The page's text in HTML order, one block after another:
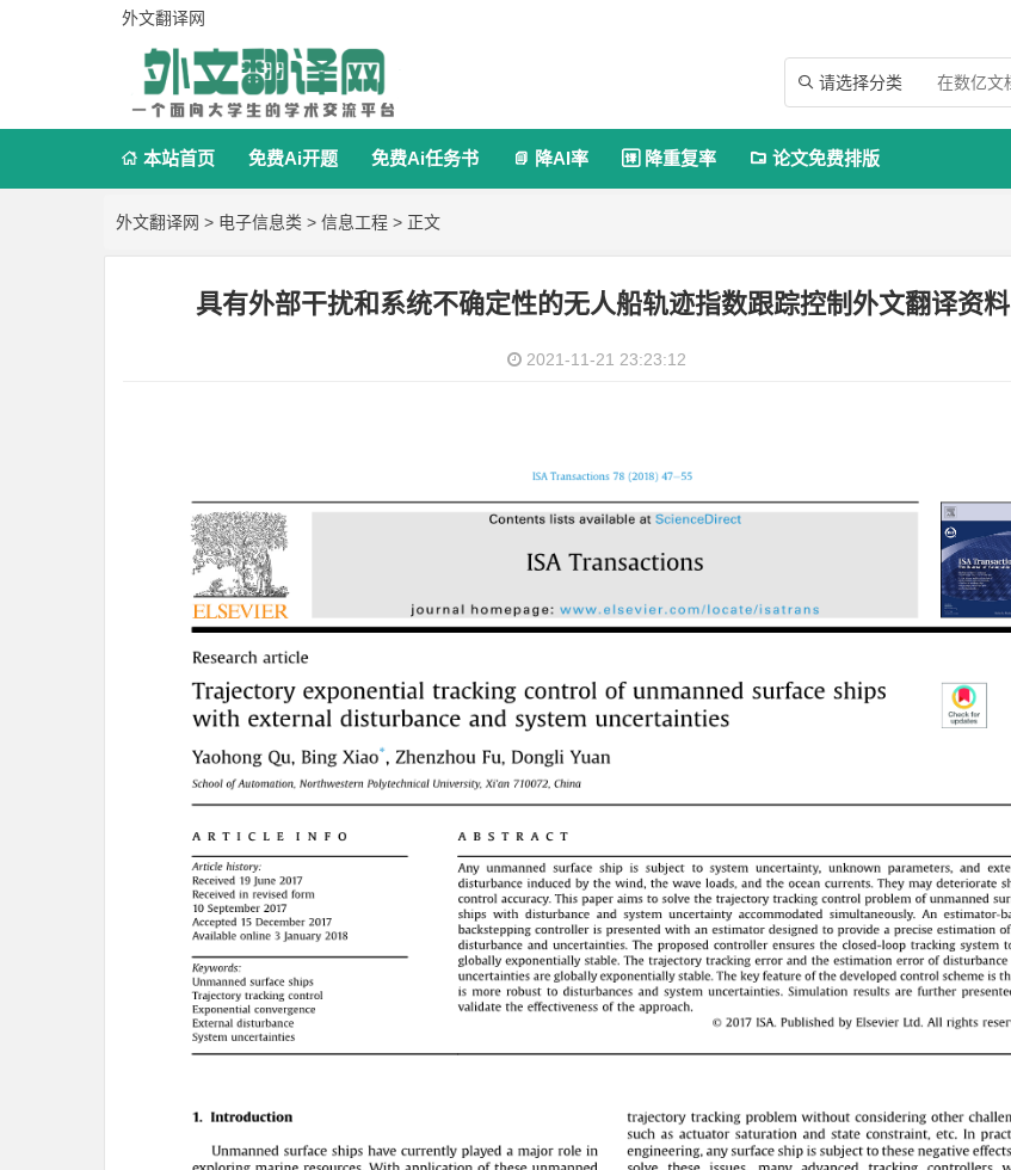
外文翻译网
 请选择分类
 本站首页 免费Ai开题 免费Ai任务书  降AI率  降重复率  论文免费排版
外文翻译网 > 电子信息类 > 信息工程 > 正文
具有外部干扰和系统不确定性的无人船轨迹指数跟踪控制外文翻译资料
2021-11-21 23:23:12